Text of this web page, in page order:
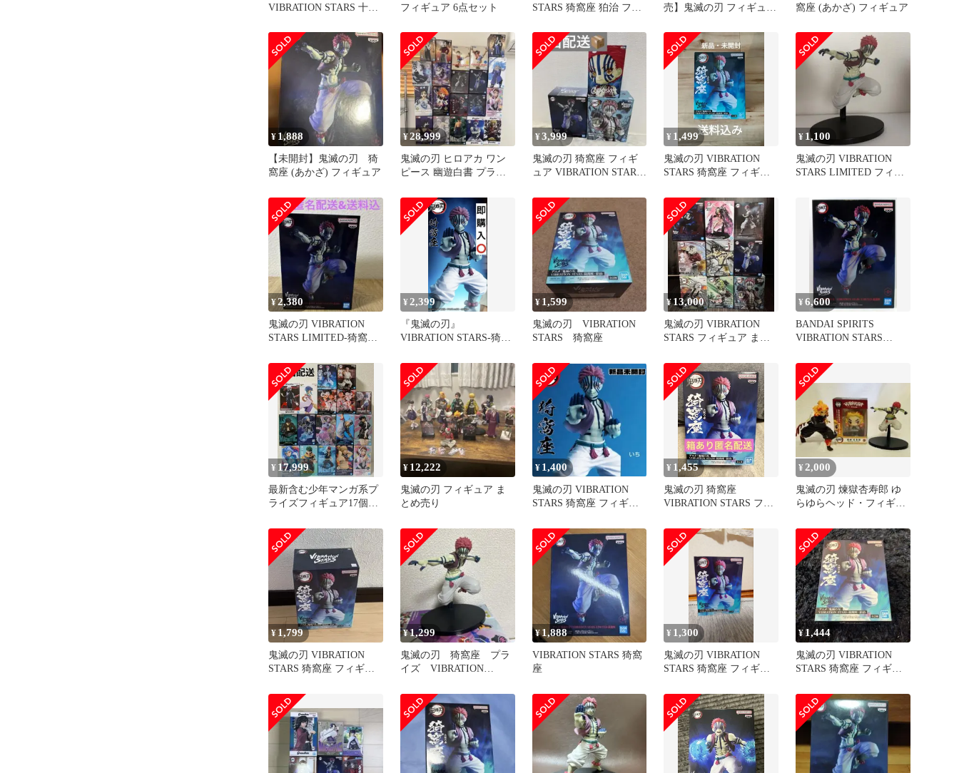
VIBRATION STARS 十二
フィギュア 6点セット
STARS 猗窩座 狛治 フィ
売】鬼滅の刃 フィギュア
窩座 (あかざ) フィギュア
¥ 1,888
【未開封】鬼滅の刃 猗
窩座 (あかざ) フィギュア
¥28,999
鬼滅の刃 ヒロアカ ワン
ピース 幽遊白書 プライ
売り
¥3,999
鬼滅の刃 猗窩座 フィギ
ュア VIBRATION STARS
¥ 1,499
鬼滅の刃 VIBRATION
STARS 猗窩座 フィギュ
¥ 1,100
鬼滅の刃 VIBRATION
STARS LIMITED フィギ
¥2,380
鬼滅の刃 VIBRATION
STARS LIMITED-猗窩座-
¥2,399
『鬼滅の刃』
VIBRATION STARS-猗窩
¥ 1,599
鬼滅の刃 VIBRATION
STARS 猗窩座
¥13,000
鬼滅の刃 VIBRATION
STARS フィギュア まと
¥6,600
BANDAI SPIRITS
VIBRATION STARS
座 LIMITED
¥ 17,999
最新含む少年マンガ系プ
ライズフィギュア17個ま
¥ 12,222
鬼滅の刃 フィギュア ま
とめ売り
¥ 1,400
鬼滅の刃 VIBRATION
STARS 猗窩座 フィギュ
¥ 1,455
鬼滅の刃 猗窩座
VIBRATION STARS フィ
¥2,000
鬼滅の刃 煉獄杏寿郎 ゆ
らゆらヘッド・フィギュ
計3点
¥1,799
鬼滅の刃 VIBRATION
STARS 猗窩座 フィギュ
¥1,299
鬼滅の刃 猗窩座 プラ
イズ VIBRATION
¥1,888
VIBRATION STARS 猗窩
座
¥ 1,300
鬼滅の刃 VIBRATION
STARS 猗窩座 フィギュ
¥1,444
鬼滅の刃 VIBRATION
STARS 猗窩座 フィギュ